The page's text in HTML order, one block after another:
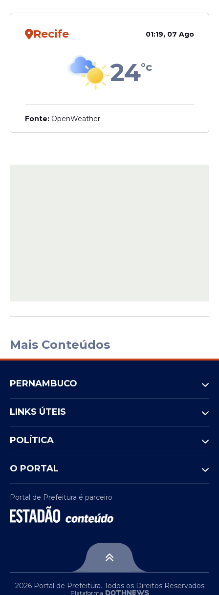
Recife 01:19, 07 Ago
24°c
Fonte: OpenWeather
Mais Conteúdos
PERNAMBUCO
LINKS ÚTEIS
POLÍTICA
O PORTAL
Portal de Prefeitura é parceiro
2026 Portal de Prefeitura. Todos os Direitos Reservados
Plataforma